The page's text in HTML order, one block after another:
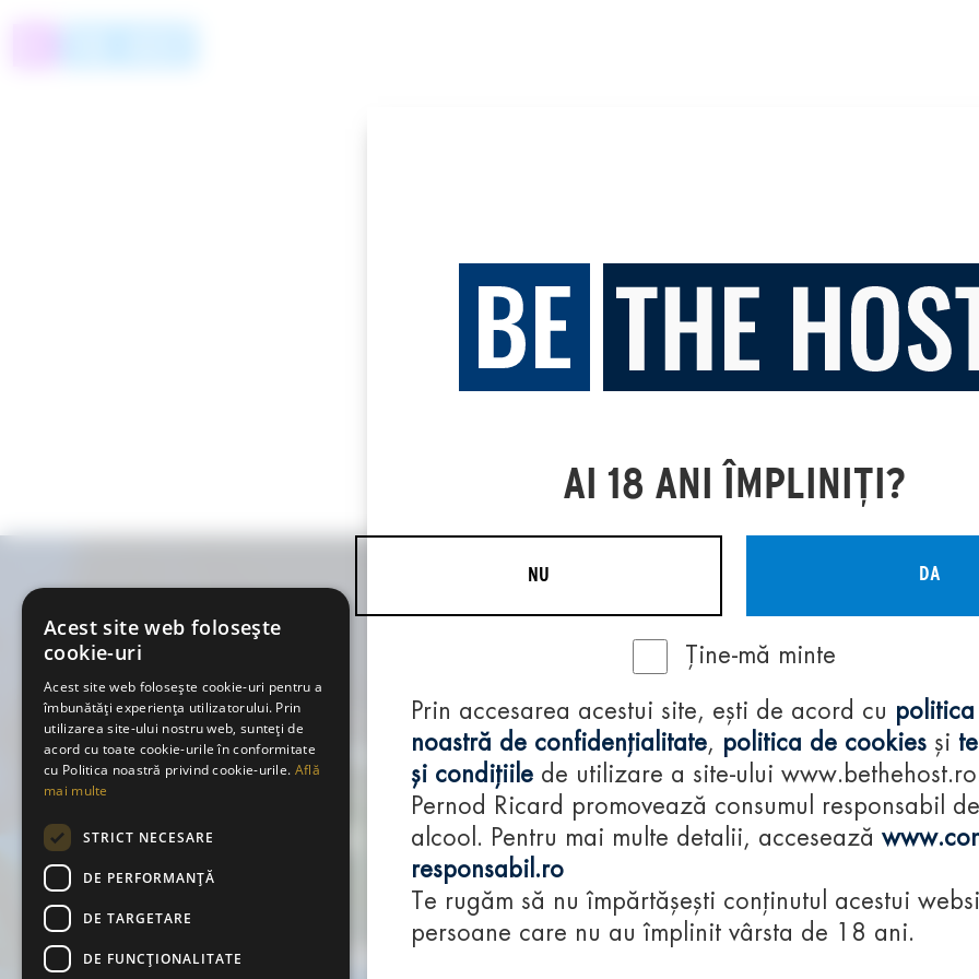
consumă-
AI 18 ANI ÎMPLINIȚI?
NU DA
Ține-mă minte
Prin accesarea acestui site, ești de acord cu politica
noastră de confidențialitate, politica de cookies și
și condițiile de utilizare a site-ului
Pernod Ricard promovează consumul responsabil de
alcool. Pentru mai multe detalii, accesează
responsabil.ro
Te rugăm să nu împărtășești conținutul acestui
persoane care nu au împlinit vârsta de 18 ani.
Acest site web folosește
cookie-uri
Acest site web folosește cookie-uri pentru a
îmbunătăți experiența utilizatorului. Prin
utilizarea site-ului nostru web, sunteți de
acord cu toate cookie-urile în conformitate
cu Politica noastră privind cookie-urile. Află
mai multe
STRICT NECESARE
DE PERFORMANȚĂ
DE TARGETARE
DE FUNCŢIONALITATE